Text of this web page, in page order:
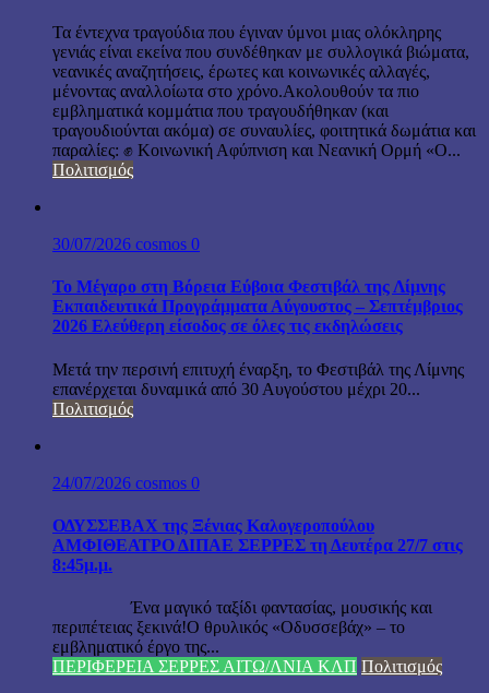
Τα έντεχνα τραγούδια που έγιναν ύμνοι μιας ολόκληρης
γενιάς είναι εκείνα που συνδέθηκαν με συλλογικά βιώματα,
νεανικές αναζητήσεις, έρωτες και κοινωνικές αλλαγές,
μένοντας αναλλοίωτα στο χρόνο.Ακολουθούν τα πιο
εμβληματικά κομμάτια που τραγουδήθηκαν (και
τραγουδιούνται ακόμα) σε συναυλίες, φοιτητικά δωμάτια και
παραλίες: ✊ Κοινωνική Αφύπνιση και Νεανική Ορμή «Ο...
Πολιτισμός
30/07/2026 cosmos 0
Το Μέγαρο στη Βόρεια Εύβοια Φεστιβάλ της Λίμνης
Εκπαιδευτικά Προγράμματα Αύγουστος – Σεπτέμβριος
2026 Ελεύθερη είσοδος σε όλες τις εκδηλώσεις
Μετά την περσινή επιτυχή έναρξη, το Φεστιβάλ της Λίμνης
επανέρχεται δυναμικά από 30 Αυγούστου μέχρι 20...
Πολιτισμός
24/07/2026 cosmos 0
ΟΔΥΣΣΕΒΑΧ της Ξένιας Καλογεροπούλου
ΑΜΦΙΘΕΑΤΡΟ ΔΙΠΑΕ ΣΕΡΡΕΣ τη Δευτέρα 27/7 στις
8:45μ.μ.
Ένα μαγικό ταξίδι φαντασίας, μουσικής και
περιπέτειας ξεκινά!Ο θρυλικός «Οδυσσεβάχ» – το
εμβληματικό έργο της...
ΠΕΡΙΦΕΡΕΙΑ ΣΕΡΡΕΣ ΑΙΤΩ/ΛΝΙΑ ΚΛΠ Πολιτισμός